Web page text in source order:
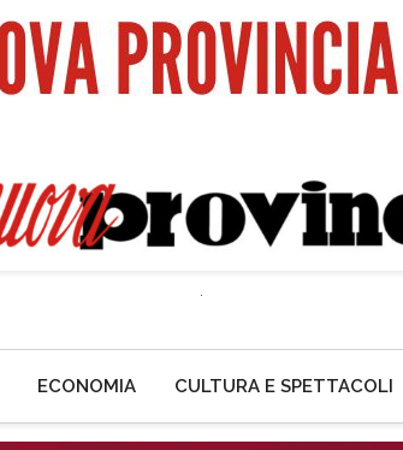
ECONOMIA CULTURA E SPETTACOLI